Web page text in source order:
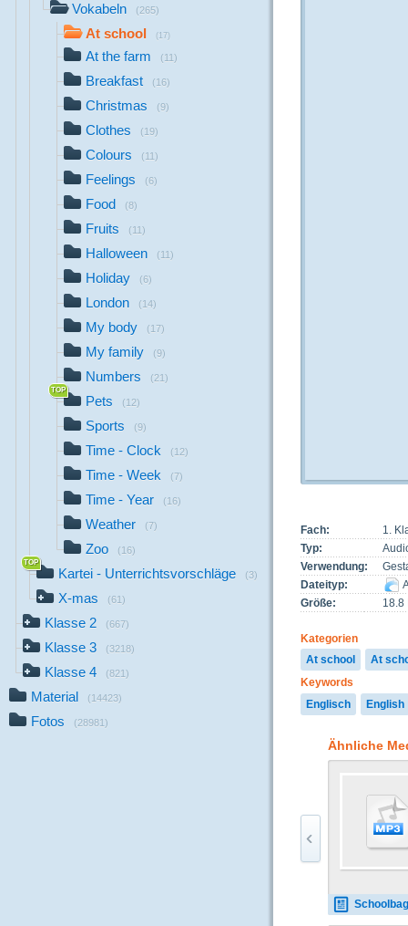
Vokabeln (265)
At school (17)
At the farm (11)
Breakfast (16)
Christmas (9)
Clothes (19)
Colours (11)
Feelings (6)
Food (8)
Fruits (11)
Halloween (11)
Holiday (6)
London (14)
My body (17)
My family (9)
Numbers (21)
Pets (12)
Sports (9)
Time - Clock (12)
Time - Week (7)
Time - Year (16)
Weather (7)
Zoo (16)
Kartei - Unterrichtsvorschläge (3)
X-mas (61)
Klasse 2 (667)
Klasse 3 (3218)
Klasse 4 (821)
Material (14423)
Fotos (28981)
Fach:
1.
Typ:
Verwendung:
Dateityp:
Größe:
18.8
Kategorien
At school
At
Keywords
Englisch
English
Ähnliche
Schoolbag